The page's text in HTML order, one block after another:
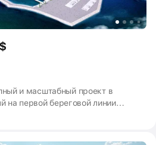
на первой береговой линии
квартир и 330 вилл на